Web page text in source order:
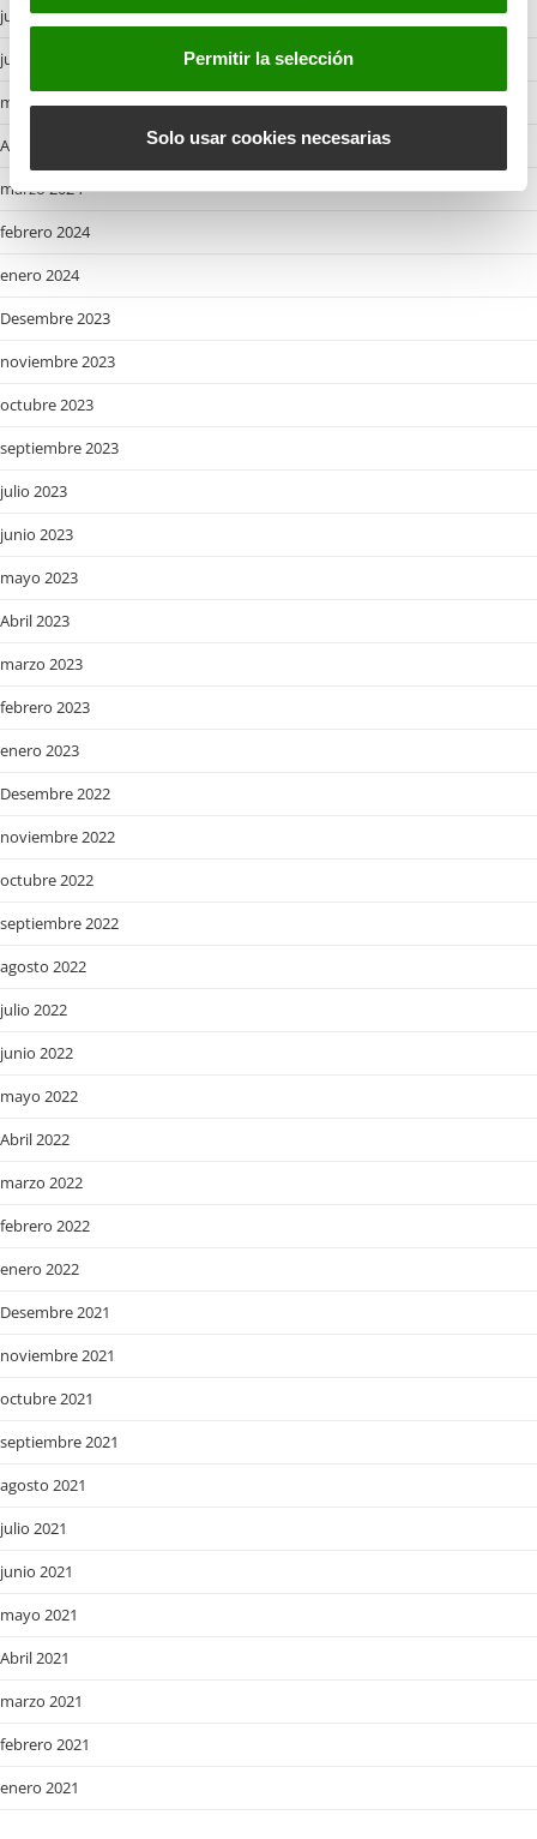
n
m
n
Permitir la selección
Solo usar cookies necesarias
julio 2024
junio 2024
mayo 2024
Abril 2024
marzo 2024
febrero 2024
enero 2024
Desembre 2023
noviembre 2023
octubre 2023
septiembre 2023
julio 2023
junio 2023
mayo 2023
Abril 2023
marzo 2023
febrero 2023
enero 2023
Desembre 2022
noviembre 2022
octubre 2022
septiembre 2022
agosto 2022
julio 2022
junio 2022
mayo 2022
Abril 2022
marzo 2022
febrero 2022
enero 2022
Desembre 2021
noviembre 2021
octubre 2021
septiembre 2021
agosto 2021
julio 2021
junio 2021
mayo 2021
Abril 2021
marzo 2021
febrero 2021
enero 2021